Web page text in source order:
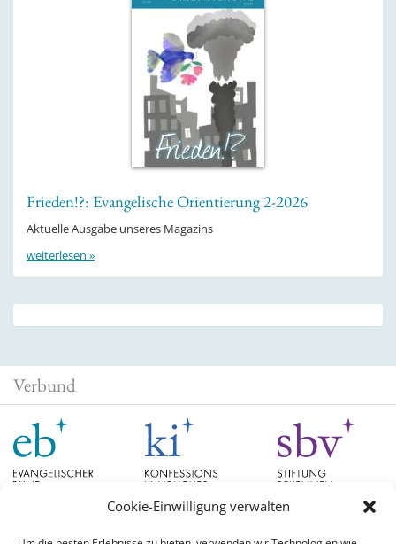
Cookie-Einwilligung verwalten
Frieden!?: Evangelische Orientierung 2-2026
Aktuelle Ausgabe unseres Magazins
weiterlesen »
Verbund